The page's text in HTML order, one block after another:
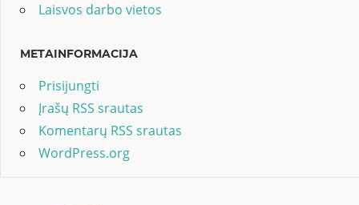
Laisvos darbo vietos
METAINFORMACIJA
Prisijungti
Įrašų RSS srautas
Komentarų RSS srautas
WordPress.org